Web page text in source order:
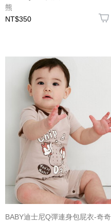
熊
NT$350
BABY迪士尼Q彈連身包屁衣-奇奇